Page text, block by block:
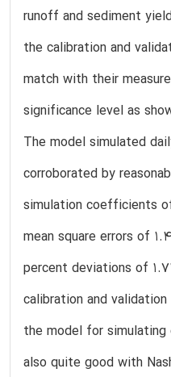
runoff and sediment
the calibration and
match with their
significance level as
The model simulated
corroborated by
simulation coefficients
mean square errors of
percent deviations of
calibration and
the model for
also quite good with